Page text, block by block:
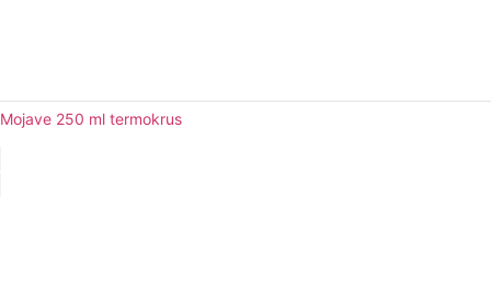
Mojave 250 ml termokrus